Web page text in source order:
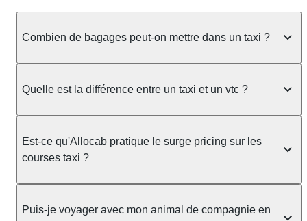
Combien de bagages peut-on mettre dans un taxi ?
taxi berline accueille en général jusqu'à 3 bagages
ou nombreux, précisez-le dans le champ "Message
au chauffeur" lors de la réservation. Le prix n'est
pas impacté par le nombre de bagages.
Quelle est la différence entre un taxi et un vtc ?
prendre en charge directement dans la rue, à une
station ou sur réservation, avec un tarif au
réservation et propose un prix fixe annoncé à
l'avance. Chez Allocab, réservez facilement votre
Est-ce qu'Allocab pratique le surge pricing sur les
courses taxi ?
réglementation préfectorale et suit un barème
Puis-je voyager avec mon animal de compagnie en